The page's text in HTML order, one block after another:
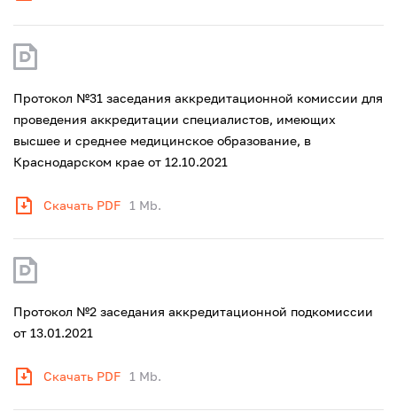
Протокол №31 заседания аккредитационной комиссии для
проведения аккредитации специалистов, имеющих
высшее и среднее медицинское образование, в
Краснодарском крае от 12.10.2021
Скачать PDF 1 Mb.
Протокол №2 заседания аккредитационной подкомиссии
от 13.01.2021
Скачать PDF 1 Mb.